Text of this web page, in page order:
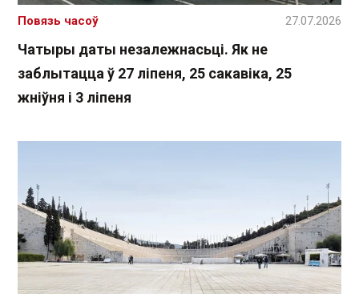
Чатыры даты незалежнасьці. Як не
заблытацца ў 27 ліпеня, 25 сакавіка, 25
жніўня і 3 ліпеня
Повязь часоў 27.07.2026